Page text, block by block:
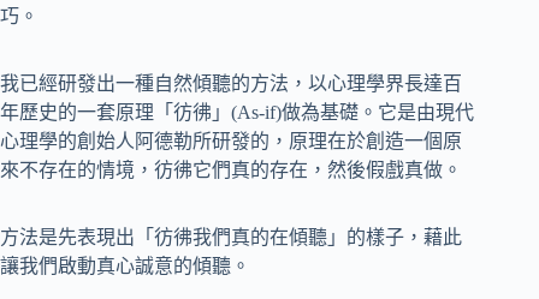
巧。
我已經研發出一種自然傾聽的方法，以心理學界長達百
年歷史的一套原理「彷彿」(As-if)做為基礎。它是由現代
心理學的創始人阿德勒所研發的，原理在於創造一個原
來不存在的情境，彷彿它們真的存在，然後假戲真做。
方法是先表現出「彷彿我們真的在傾聽」的樣子，藉此
讓我們啟動真心誠意的傾聽。